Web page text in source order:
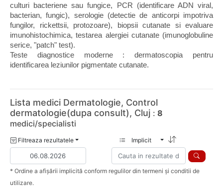
culturi bacteriene sau fungice, PCR (identificare ADN viral,
bacterian, fungic), serologie (detectie de anticorpi impotriva
fungilor, rickettsii, protozoare), biopsii cutanate si evaluare
imunohistochimica, testarea alergiei cutanate (imunoglobuline
serice, "patch" test).
Teste diagnostice moderne : dermatoscopia pentru
identificarea leziunilor pigmentate cutanate.
Lista medici Dermatologie, Control
dermatologie(dupa consult), Cluj : 8
medici/specialisti
Filtreaza rezultatele Implicit
* Ordine a afișării implicită conform regulilor din termeni și conditii de
utilizare.